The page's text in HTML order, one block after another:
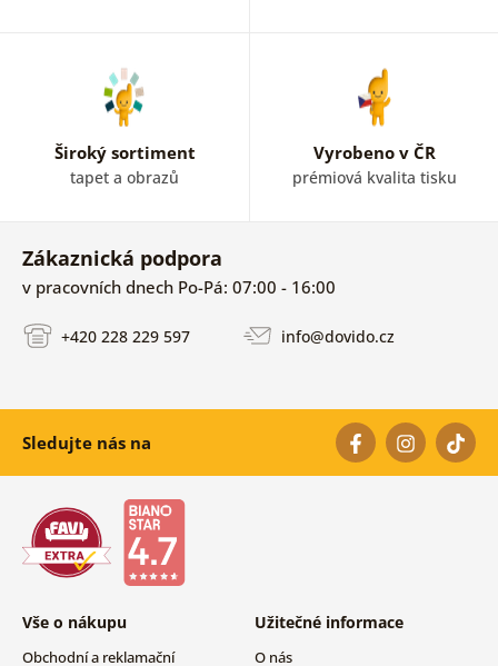
Široký sortiment
tapet a obrazů
Vyrobeno v ČR
prémiová kvalita tisku
Zákaznická podpora
v pracovních dnech Po-Pá: 07:00 - 16:00
+420 228 229 597 info@dovido.cz
Sledujte nás na
Vše o nákupu
Obchodní a reklamační
Užitečné informace
O nás